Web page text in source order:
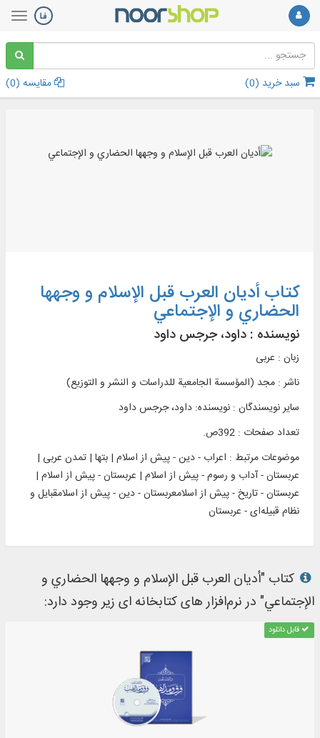
سبد خرید (0
) مقایسه (0
)
کتاب أديان العرب قبل الإسلام و وجهها
الحضاري و الإجتماعي
نویسنده : داود، جرجس داود
زبان : عربی
ناشر : مجد (المؤسسة الجامعیة للدراسات و النشر و التوزیع)
سایر نویسندگان : نویسنده: داود، جرجس داود
تعداد صفحات : 392ص.
موضوعات مرتبط : اعراب - دین - پیش از اسلام | بتها | تمدن عربی |
عربستان - آداب و رسوم - پیش از اسلام | عربستان - پیش از اسلام |
عربستان - تاریخ - پیش از اسلامعربستان - دین - پیش از اسلامقبایل و
نظام قبیله‌ای - عربستان
کتاب "أديان العرب قبل الإسلام و وجهها الحضاري و
الإجتماعي" در نرم‌افزار های کتابخانه ای زیر وجود دارد:
قابل دانلود